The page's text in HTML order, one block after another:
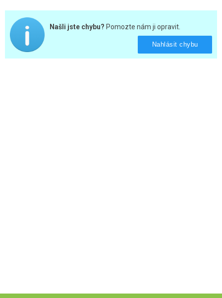
Našli jste chybu? Pomozte nám ji opravit.
Nahlásit chybu